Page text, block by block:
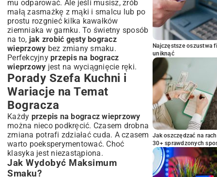
mu odparować. Ale jeśli musisz, zrób
małą zasmażkę z mąki i smalcu lub po
prostu rozgnieć kilka kawałków
ziemniaka w garnku. To świetny sposób
na to, jak zrobić gęsty bogracz
wieprzowy bez zmiany smaku.
Perfekcyjny przepis na bogracz
wieprzowy jest na wyciągnięcie ręki.
Porady Szefa Kuchni i
Wariacje na Temat
Bogracza
Każdy przepis na bogracz wieprzowy
można nieco podkręcić. Czasem drobna
zmiana potrafi zdziałać cuda. A czasem
warto poeksperymentować. Choć
klasyka jest niezastąpiona.
Jak Wydobyć Maksimum
Smaku?
Najczęstsze oszustwa
uniknąć
Jak oszczędzać na
30+ sprawdzonych